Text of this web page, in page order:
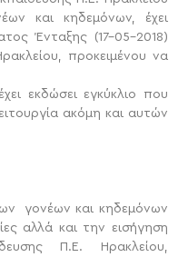
και κηδεμόνων, έχει
Ένταξης (17-05-2018)
προκειμένου να
εκδώσει εγκύκλιο που
ακόμη και αυτών
γονέων και κηδεμόνων
αλλά και την εισήγηση
Π.Ε. Ηρακλείου,